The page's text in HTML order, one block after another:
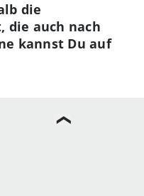
die
die auch nach
kannst Du auf